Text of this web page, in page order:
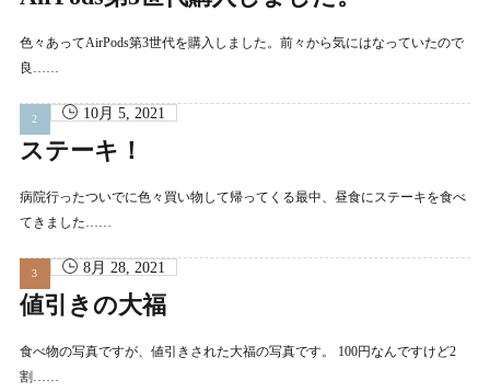
色々あってAirPods第3世代を購入しました。前々から気にはなっていたので
良……
10月 5, 2021
ステーキ！
病院行ったついでに色々買い物して帰ってくる最中、昼食にステーキを食べ
てきました……
8月 28, 2021
値引きの大福
食べ物の写真ですが、値引きされた大福の写真です。 100円なんですけど2
割……